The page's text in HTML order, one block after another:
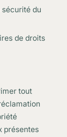
sécurité du
de droits
tout
présentes